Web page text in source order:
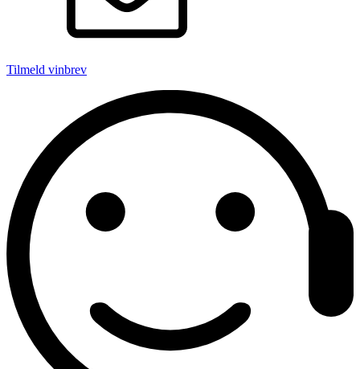
Tilmeld vinbrev